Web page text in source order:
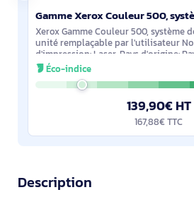
Xerox Gamme Couleur 500, système
unité remplaçable par l'utilisateur
d'impression: Laser, Pays d'origine:
Compatibilité: Colour C60/C70, 700i/
Éco-indice
139,90€ HT
167,88€ TTC
Description